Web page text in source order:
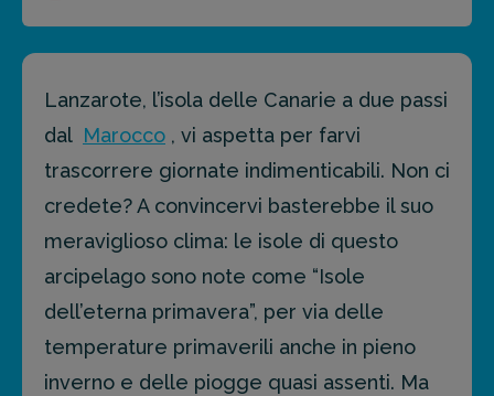
Lanzarote, l’isola delle Canarie a due passi
dal Marocco , vi aspetta per farvi
trascorrere giornate indimenticabili. Non ci
credete? A convincervi basterebbe il suo
meraviglioso clima: le isole di questo
arcipelago sono note come “Isole
dell’eterna primavera”, per via delle
temperature primaverili anche in pieno
inverno e delle piogge quasi assenti. Ma